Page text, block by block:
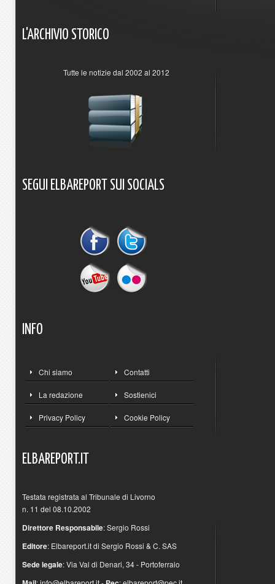
L'ARCHIVIO STORICO
Tutte le notizie dal 2002 al 2012
SEGUI ELBAREPORT SUI SOCIALS
INFO
Chi siamo Contatti
La redazione Sostienici
Privacy Policy Cookie Policy
ELBAREPORT.IT
Testata registrata al Tribunale di Livorno
n. 11 del 08.10.2002
Direttore Responsabile: Sergio Rossi
Editore: Elbareport.it di Sergio Rossi & C. SAS
Sede legale: Via Val di Denari, 34 - Portoferraio